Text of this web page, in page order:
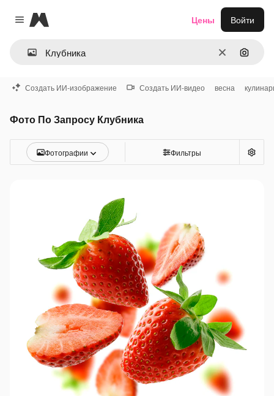
Close menu
Magnific
ОчиститьПоиск
Цены Войти
Создать ИИ-изображение Создать ИИ-видео весна
Фото По Запросу Клубника
Фотографии Фильтры